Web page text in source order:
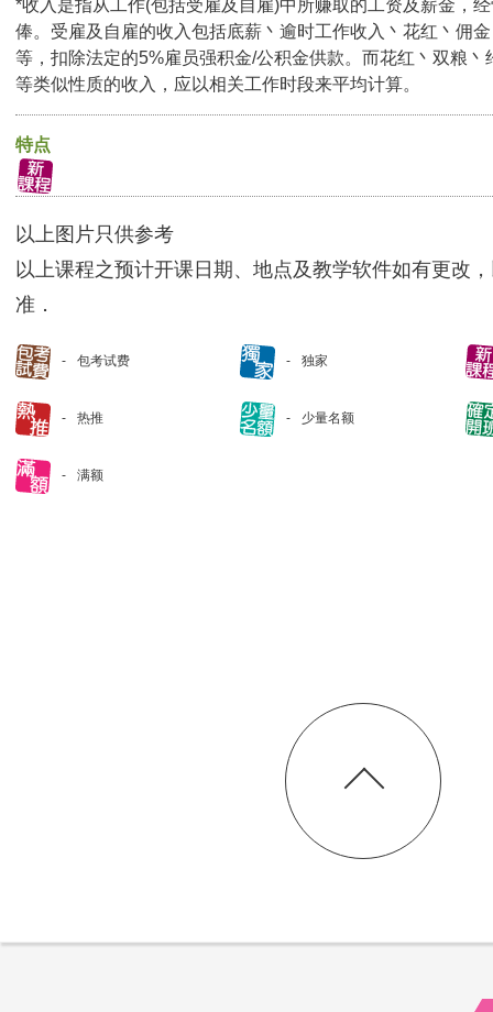
*收入是指从工作(包括受雇及自雇)中所赚取的工资及薪金，
俸。受雇及自雇的收入包括底薪丶逾时工作收入丶花红丶佣
等，扣除法定的5%雇员强积金/公积金供款。而花红丶双粮丶
等类似性质的收入，应以相关工作时段来平均计算。
特点
以上图片只供参考
以上课程之预计开课日期、地点及教学软件如有更改
准．
包考试费 独家
热推 少量名额
满额